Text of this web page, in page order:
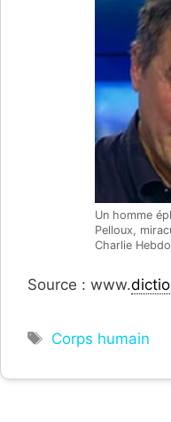
Un homme
Pelloux,
Charlie
Source : www.
Étiquettes
Corps humain